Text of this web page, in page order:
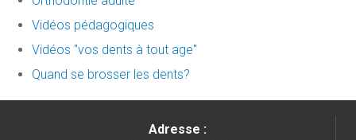
Vidéos pédagogiques
Vidéos "vos dents à tout age"
Quand se brosser les dents?
Adresse :